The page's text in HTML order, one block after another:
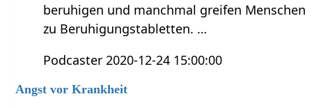
beruhigen und manchmal greifen Menschen
zu Beruhigungstabletten. …
Podcaster 2020-12-24 15:00:00
Angst vor Krankheit